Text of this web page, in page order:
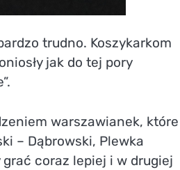
trudno. Koszykarkom
jak do tej pory
warszawianek, które
– Dąbrowski, Plewka
grać coraz lepiej i w drugiej